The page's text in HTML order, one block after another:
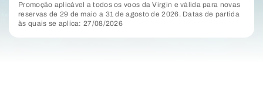
Promoção aplicável a todos os voos da Virgin e válida para novas
reservas de 29 de maio a 31 de agosto de 2026. Datas de partida
às quais se aplica: 27/08/2026